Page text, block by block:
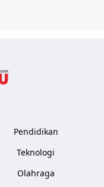
Pendidikan
Teknologi
Olahraga